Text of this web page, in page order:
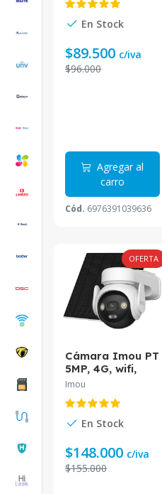
IPC-K9DCN-
3T0WE/FSP12-
En Stock
$89.500 c/iva
$96.000
Agregar al
carro
Cód. 6976391039636
OFERTA
Cámara Imou PT
5MP, 4G, wifi,
Panel solar
de 10000mAh,
IP66 IPC-B7ED-
AM/FSP14
Imou
En Stock
$148.000 c/iva
$155.000